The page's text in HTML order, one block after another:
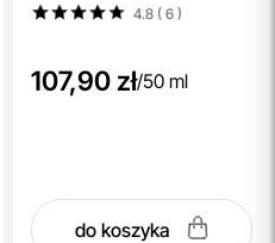
4.8 ( 6)
107,90 zł/50 ml
do koszyka